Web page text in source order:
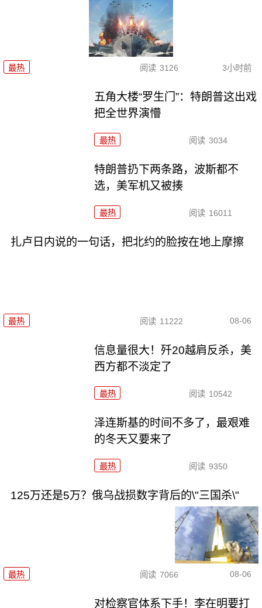
最热 阅读 3126 3小时前
五角大楼“罗生门”：特朗普这出戏
把全世界演懵
最热 阅读 3034
特朗普扔下两条路，波斯都不
选，美军机又被揍
最热 阅读 16011
扎卢日内说的一句话，把北约的脸按在地上摩擦
最热 阅读 11222 08-06
信息量很大！歼20越肩反杀，美
西方都不淡定了
最热 阅读 10542
泽连斯基的时间不多了，最艰难
的冬天又要来了
最热 阅读 9350
125万还是5万？俄乌战损数字背后的\"三国杀\"
最热 阅读 7066 08-06
对检察官体系下手！李在明要打